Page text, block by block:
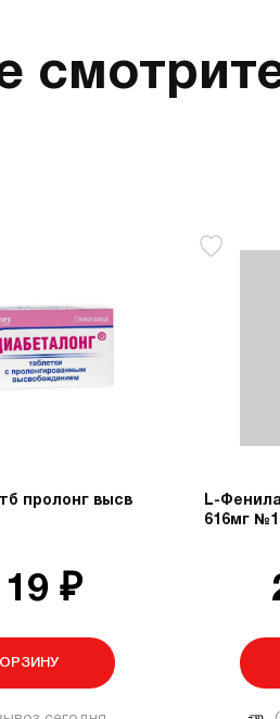
пролонг высв
₽
L-
616мг